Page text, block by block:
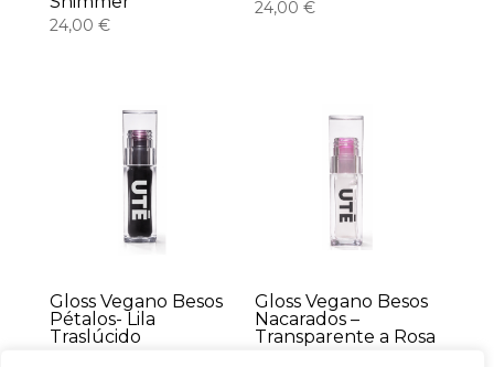
24,00 €
24,00€
Gloss Vegano Besos
Pétalos- Lila
Traslúcido
Gloss Vegano Besos
Nacarados –
Transparente a Rosa